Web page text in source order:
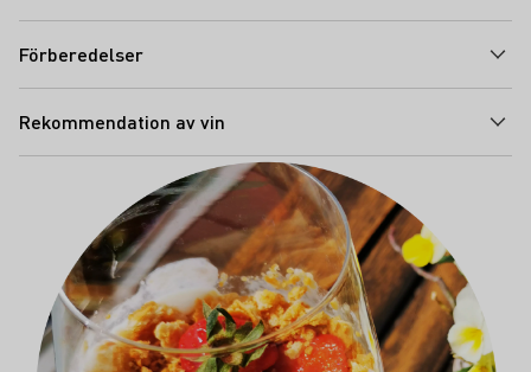
Förberedelser
Rekommendation av vin